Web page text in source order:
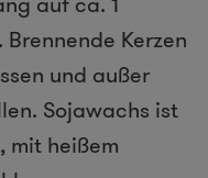
Kerzen
und außer
Sojawachs ist
mit heißem